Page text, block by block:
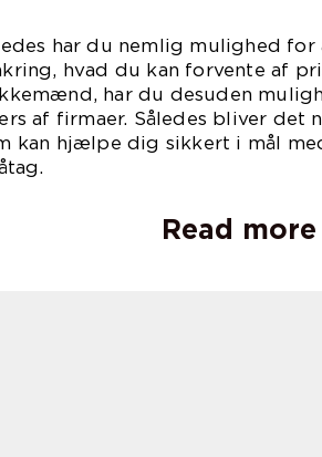
har du nemlig mulighed
hvad du kan forvente af
har du desuden
af firmaer. Således bliver det
kan hjælpe dig sikkert i mål
Read